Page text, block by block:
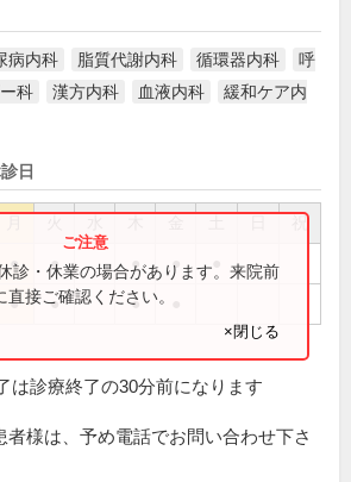
病内科 脂質代謝内科 循環器内科
呼
科 漢方内科 血液内科
緩和ケア内
日
祝
● ● ● ●
● ● ●
診・休業の場合があります。来院前
接ご確認ください。
×閉じる
は診療終了の30分前になります
者様は、予め電話でお問い合わせ下さ